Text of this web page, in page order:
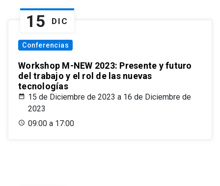
15 DIC
Conferencias
Workshop M-NEW 2023: Presente y futuro
del trabajo y el rol de las nuevas
tecnologías
15 de Diciembre de 2023 a 16 de Diciembre de
2023
09:00 a 17:00